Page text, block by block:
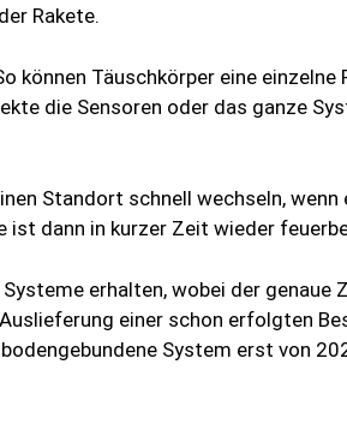
Rakete.
können Täuschkörper eine einzelne
die Sensoren oder das ganze
Standort schnell wechseln, wenn
ist dann in kurzer Zeit wieder
erhalten, wobei der genaue
einer schon erfolgten
System erst von